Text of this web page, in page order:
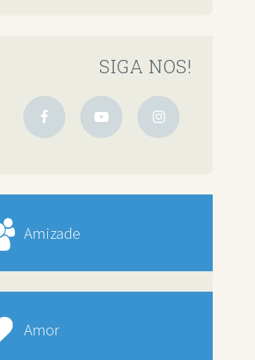
SIGA NOS!
Amizade
Amor